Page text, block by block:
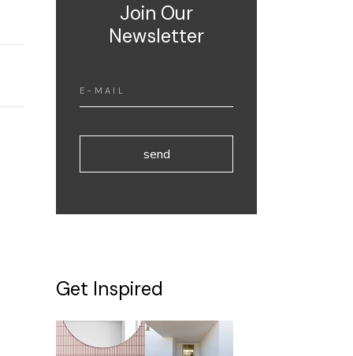
Join Our
Newsletter
send
e
n
a
Get Inspired